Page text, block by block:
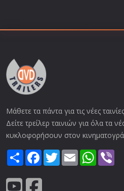
Μάθετε τα πάντα για τις νέες
Δείτε τρείλερ ταινιών για όλα τα
κυκλοφορήσουν στον
ShareFacebook
TwitterEmail